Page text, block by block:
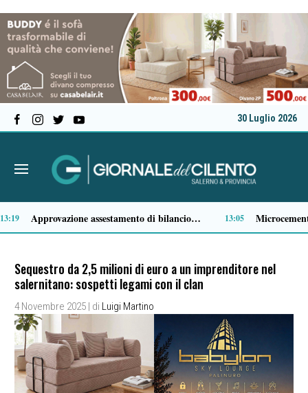
30 Luglio 2026
No di RFI al ripristino del facchinaggio alla stazione di Sapri, PSI: «La battaglia continua» 11:36 Comparto ittico, dalla Regione Campania 3 milioni di euro per fronteggiare il caro-gasolio
Sequestro da 2,5 milioni di euro a un imprenditore nel
salernitano: sospetti legami con il clan
4 Novembre 2025 | di Luigi Martino